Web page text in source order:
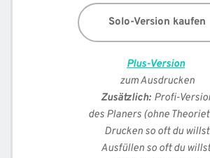
Solo-Version kaufen
Plus-Version
zum Ausdrucken
Zusätzlich: Profi-
des Planers (ohne
Drucken so oft du willst
Ausfüllen so oft du